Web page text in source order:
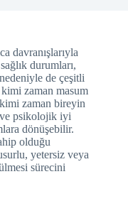
davranışlarıyla
durumları,
de çeşitli
zaman masum
zaman bireyin
ve psikolojik iyi
dönüşebilir.
olduğu
yetersiz veya
sürecini